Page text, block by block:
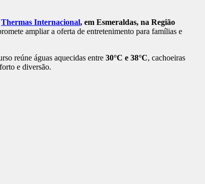
Thermas Internacional, em Esmeraldas, na Região
ampliar a oferta de entretenimento para famílias e
reúne águas aquecidas entre 30°C e 38°C, cachoeiras
e diversão.